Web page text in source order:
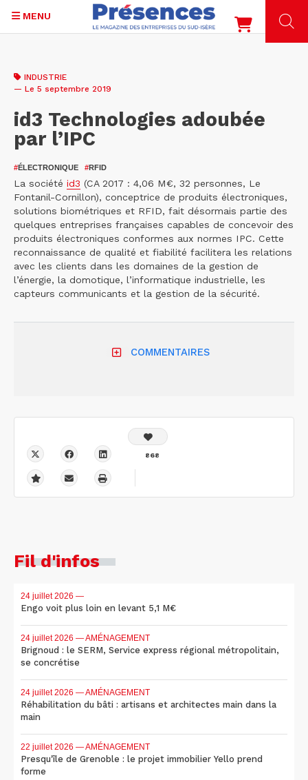
contenu
MENU
INDUSTRIE
— Le 5 septembre 2019
id3 Technologies adoubée
par l’IPC
#ÉLECTRONIQUE #RFID
La société id3 (CA 2017 : 4,06 M€, 32 personnes, Le
Fontanil-Cornillon), conceptrice de produits électroniques,
solutions biométriques et RFID, fait désormais partie des
quelques entreprises françaises capables de concevoir des
produits électroniques conformes aux normes IPC. Cette
reconnaissance de qualité et fiabilité facilitera les relations
avec les clients dans les domaines de la gestion de
l’énergie, la domotique, l’informatique industrielle, les
capteurs communicants et la gestion de la sécurité.
COMMENTAIRES
868
Fil d'infos
24 juillet 2026 —
Engo voit plus loin en levant 5,1 M€
24 juillet 2026 — AMÉNAGEMENT
Brignoud : le SERM, Service express régional métropolitain,
se concrétise
24 juillet 2026 — AMÉNAGEMENT
Réhabilitation du bâti : artisans et architectes main dans la
main
22 juillet 2026 — AMÉNAGEMENT
Presqu'île de Grenoble : le projet immobilier Yello prend
forme